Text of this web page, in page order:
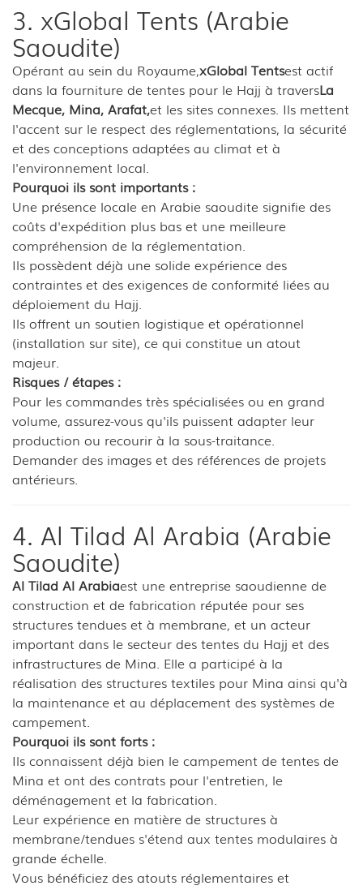
3. xGlobal Tents (Arabie
Saoudite)
Opérant au sein du Royaume,xGlobal Tentsest actif
dans la fourniture de tentes pour le Hajj à traversLa
Mecque, Mina, Arafat,et les sites connexes. Ils mettent
l'accent sur le respect des réglementations, la sécurité
et des conceptions adaptées au climat et à
l'environnement local.
Pourquoi ils sont importants :
Une présence locale en Arabie saoudite signifie des
coûts d'expédition plus bas et une meilleure
compréhension de la réglementation.
Ils possèdent déjà une solide expérience des
contraintes et des exigences de conformité liées au
déploiement du Hajj.
Ils offrent un soutien logistique et opérationnel
(installation sur site), ce qui constitue un atout
majeur.
Risques / étapes :
Pour les commandes très spécialisées ou en grand
volume, assurez-vous qu'ils puissent adapter leur
production ou recourir à la sous-traitance.
Demander des images et des références de projets
antérieurs.
4. Al Tilad Al Arabia (Arabie
Saoudite)
Al Tilad Al Arabiaest une entreprise saoudienne de
construction et de fabrication réputée pour ses
structures tendues et à membrane, et un acteur
important dans le secteur des tentes du Hajj et des
infrastructures de Mina. Elle a participé à la
réalisation des structures textiles pour Mina ainsi qu'à
la maintenance et au déplacement des systèmes de
campement.
Pourquoi ils sont forts :
Ils connaissent déjà bien le campement de tentes de
Mina et ont des contrats pour l'entretien, le
déménagement et la fabrication.
Leur expérience en matière de structures à
membrane/tendues s'étend aux tentes modulaires à
grande échelle.
Vous bénéficiez des atouts réglementaires et